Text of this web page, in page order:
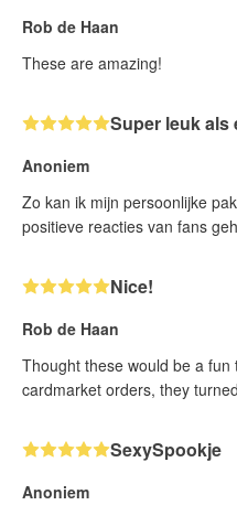
Rob de Haan
These are amazing!
Super leuk als
Anoniem
Zo kan ik mijn persoonlijke
positieve reacties van fans
Nice!
Rob de Haan
Thought these would be a
cardmarket orders, they
SexySpookje
Anoniem